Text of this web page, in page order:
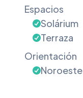
Espacios
Solárium
Terraza
Orientación
Noroeste